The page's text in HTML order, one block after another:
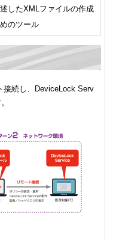
したXMLファイルの作成
のツール
接続し、DeviceLock Serv